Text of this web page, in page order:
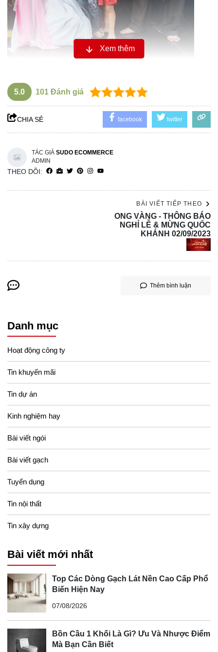
Các em đã được chị Hằng và chú Cuội hướng dẫn và tập
Buffet là như thế nào cho đúng, xếp hàng tự chọn thức ăn,
có thể tự làm được mọi khâu trong bữa tiệc buffet ấy.
Xem thêm
5.0 101 Đánh giá
CHIA SẺ facebook twitter
TÁC GIẢ SUDO ECOMMERCE
ADMIN
THEO DÕI:
BÀI VIẾT TIẾP THEO
ONG VÀNG - THÔNG BÁO
NGHỈ LỄ & MỪNG QUỐC
KHÁNH 02/09/2023
Thêm bình luận
Danh mục
Hoạt động công ty
Tin khuyến mãi
Tin dự án
Kinh nghiệm hay
Bài viết ngói
Bài viết gạch
Tuyển dụng
Tin nội thất
Tin xây dựng
Bài viết mới nhất
Top Các Dòng Gạch Lát Nền Cao Cấp Phổ
Biến Hiện Nay
07/08/2026
Bồn Cầu 1 Khối Là Gì? Ưu Và Nhược Điểm
Mà Bạn Cần Biết